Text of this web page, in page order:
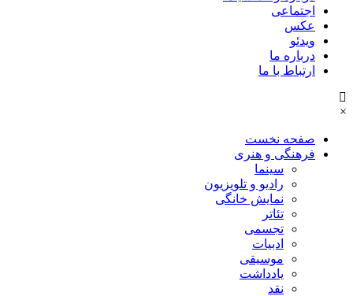
اجتماعی
عکس
ویدئو
درباره ما
ارتباط با ما
×
صفحه نخست
فرهنگی و هنری
سینما
رادیو و تلویزیون
نمایش خانگی
تئاتر
تجسمی
ادبیات
موسیقی
یادداشت
نقد